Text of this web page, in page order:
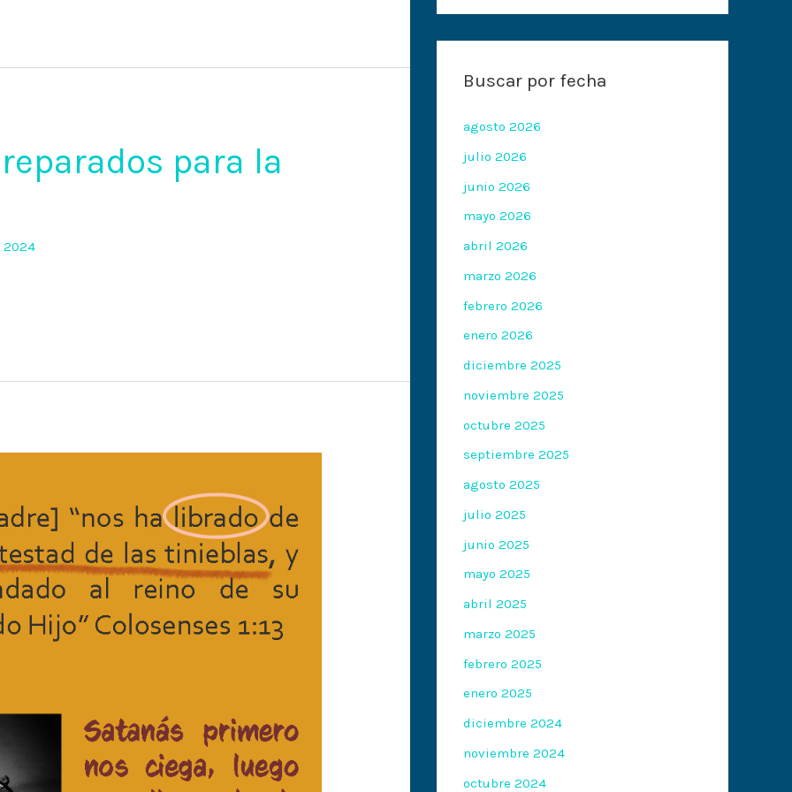
para la
2024
Buscar por fecha
agosto 2026
julio 2026
junio 2026
mayo 2026
abril 2026
marzo 2026
febrero 2026
enero 2026
diciembre 2025
noviembre 2025
octubre 2025
septiembre 2025
agosto 2025
julio 2025
junio 2025
mayo 2025
abril 2025
marzo 2025
febrero 2025
enero 2025
diciembre 2024
noviembre 2024
octubre 2024